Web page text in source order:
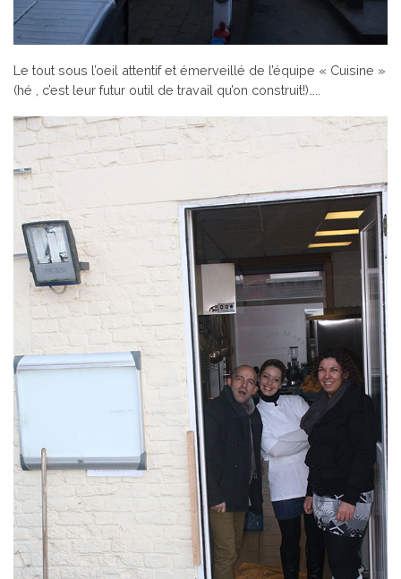
Le tout sous l’oeil attentif et émerveillé de l’équipe « Cuisine »
(hé , c’est leur futur outil de travail qu’on construit!)…..